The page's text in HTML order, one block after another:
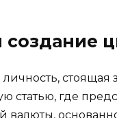
создание
стоящая
статью, где